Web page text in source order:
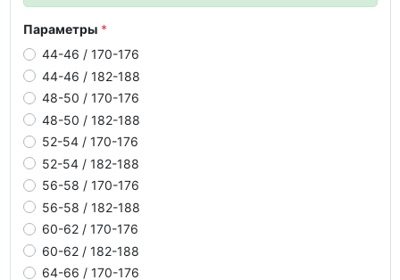
Параметры
44-46 / 170-176
44-46 / 182-188
48-50 / 170-176
48-50 / 182-188
52-54 / 170-176
52-54 / 182-188
56-58 / 170-176
56-58 / 182-188
60-62 / 170-176
60-62 / 182-188
64-66 / 170-176